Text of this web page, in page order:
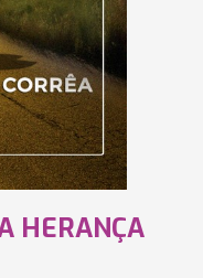
HERANÇA